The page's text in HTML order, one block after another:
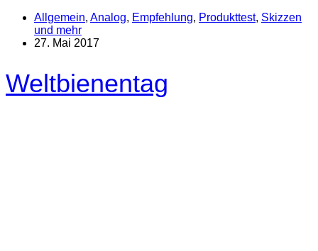
Allgemein, Analog, Empfehlung, Produkttest, Skizzen
und mehr
27. Mai 2017
Weltbienentag